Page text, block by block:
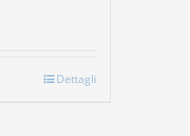
Dettagli